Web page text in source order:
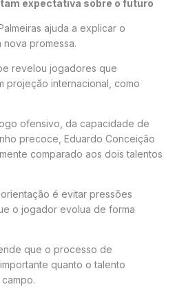
expectativa sobre o futuro
ajuda a explicar o
nova promessa.
revelou jogadores que
projeção internacional, como
ofensivo, da capacidade de
precoce, Eduardo Conceição
comparado aos dois talentos
é evitar pressões
o jogador evolua de forma
que o processo de
quanto o talento